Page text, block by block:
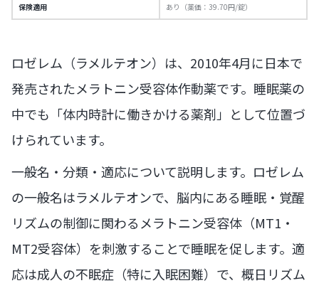
保険適用 あり（薬価：39.70円/錠）
ロゼレム（ラメルテオン）は、2010年4月に日本で
発売されたメラトニン受容体作動薬です。睡眠薬の
中でも「体内時計に働きかける薬剤」として位置づ
けられています。
一般名・分類・適応について説明します。ロゼレム
の一般名はラメルテオンで、脳内にある睡眠・覚醒
リズムの制御に関わるメラトニン受容体（MT1・
MT2受容体）を刺激することで睡眠を促します。適
応は成人の不眠症（特に入眠困難）で、概日リズム